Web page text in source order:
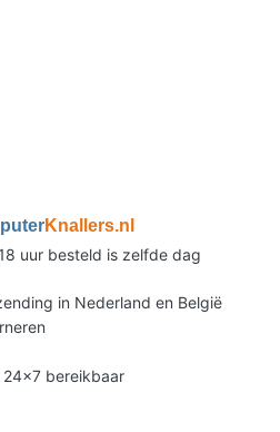
Knallers.nl
uur besteld is zelfde dag
in Nederland en België
24x7 bereikbaar